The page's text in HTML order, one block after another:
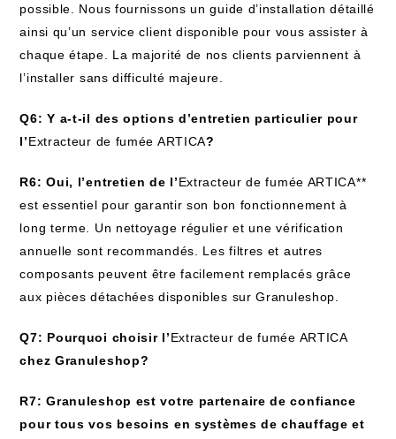
possible. Nous fournissons un guide d’installation détaillé
ainsi qu’un service client disponible pour vous assister à
chaque étape. La majorité de nos clients parviennent à
l’installer sans difficulté majeure.
Q6: Y a-t-il des options d’entretien particulier pour
l’Extracteur de fumée ARTICA?
R6: Oui, l’entretien de l’Extracteur de fumée ARTICA**
est essentiel pour garantir son bon fonctionnement à
long terme. Un nettoyage régulier et une vérification
annuelle sont recommandés. Les filtres et autres
composants peuvent être facilement remplacés grâce
aux pièces détachées disponibles sur Granuleshop.
Q7: Pourquoi choisir l’Extracteur de fumée ARTICA
chez Granuleshop?
R7: Granuleshop est votre partenaire de confiance
pour tous vos besoins en systèmes de chauffage et